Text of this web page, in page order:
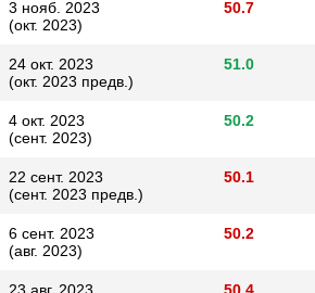
3 нояб. 2023
(окт. 2023)
50.7
24 окт. 2023
(окт. 2023 предв.)
51.0
4 окт. 2023
(сент. 2023)
50.2
22 сент. 2023
(сент. 2023 предв.)
50.1
6 сент. 2023
(авг. 2023)
50.2